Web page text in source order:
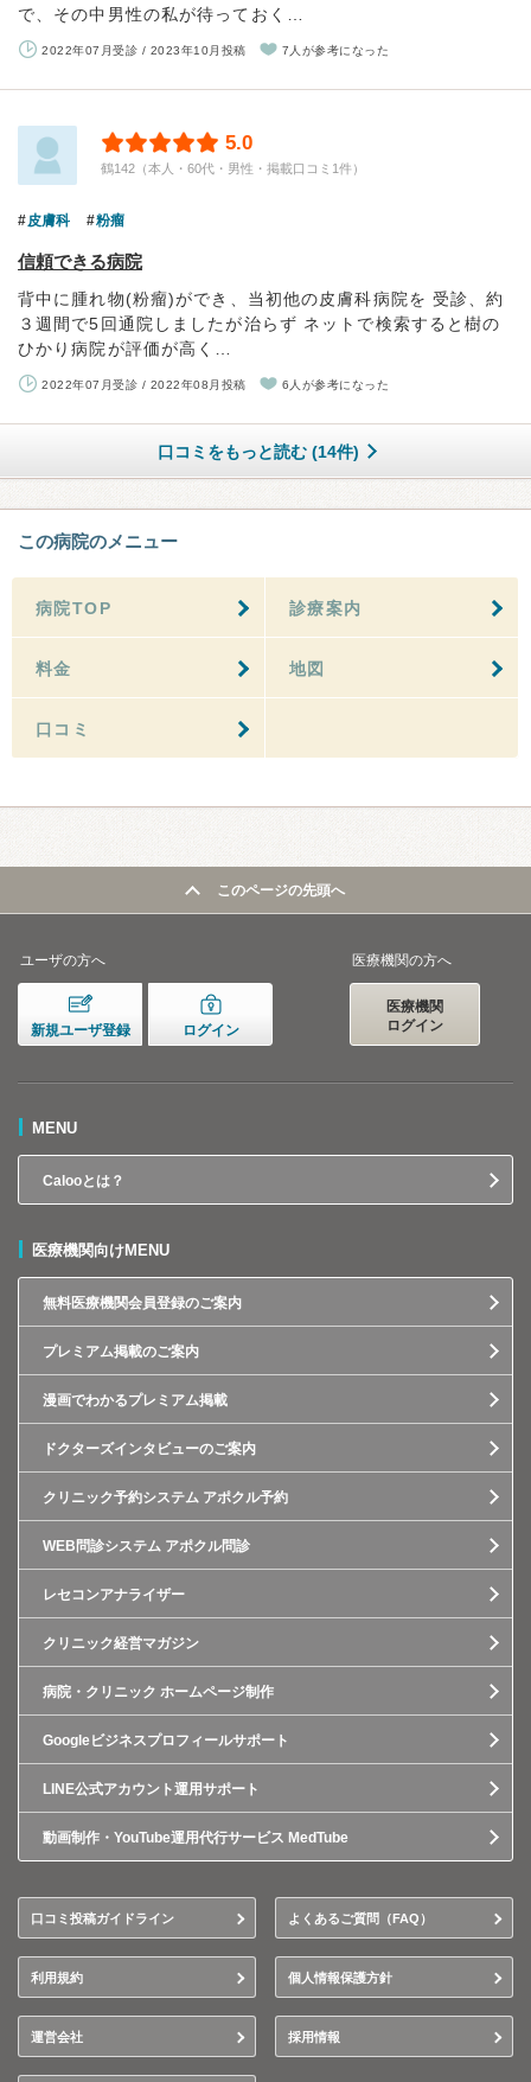
で、その中男性の私が待っておく…
2022年07月受診 / 2023年10月投稿 7人が参考になった
5.0
鶴142（本人・60代・男性・掲載口コミ1件）
皮膚科 粉瘤
信頼できる病院
背中に腫れ物(粉瘤)ができ、当初他の皮膚科病院を 受診、約
３週間で5回通院しましたが治らず ネットで検索すると樹の
ひかり病院が評価が高く…
2022年07月受診 / 2022年08月投稿 6人が参考になった
口コミをもっと読む (14件)
この病院のメニュー
病院TOP 診療案内
料金 地図
口コミ
このページの先頭へ
ユーザの方へ
新規ユーザ登録 ログイン
医療機関の方へ
医療機関
ログイン
MENU
Calooとは？
医療機関向けMENU
無料医療機関会員登録のご案内
プレミアム掲載のご案内
漫画でわかるプレミアム掲載
ドクターズインタビューのご案内
クリニック予約システム アポクル予約
WEB問診システム アポクル問診
レセコンアナライザー
クリニック経営マガジン
病院・クリニック ホームページ制作
Googleビジネスプロフィールサポート
LINE公式アカウント運用サポート
動画制作・YouTube運用代行サービス MedTube
口コミ投稿ガイドライン よくあるご質問（FAQ）
利用規約 個人情報保護方針
運営会社 採用情報